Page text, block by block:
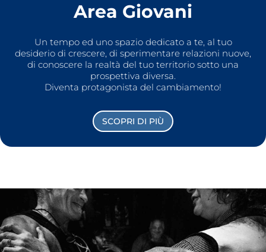
Area Giovani
Un tempo ed uno spazio dedicato a te, al tuo
desiderio di crescere, di sperimentare relazioni nuove,
di conoscere la realtà del tuo territorio sotto una
prospettiva diversa.
Diventa protagonista del cambiamento!
SCOPRI DI PIÙ